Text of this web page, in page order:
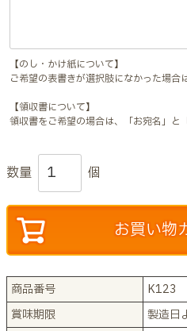
【のし・かけ紙について】
ご希望の表書きが選択肢になかった場合
【領収書について】
領収書をご希望の場合は、「お宛名」と
お買い物
商品番号
K123
賞味期限
製造日